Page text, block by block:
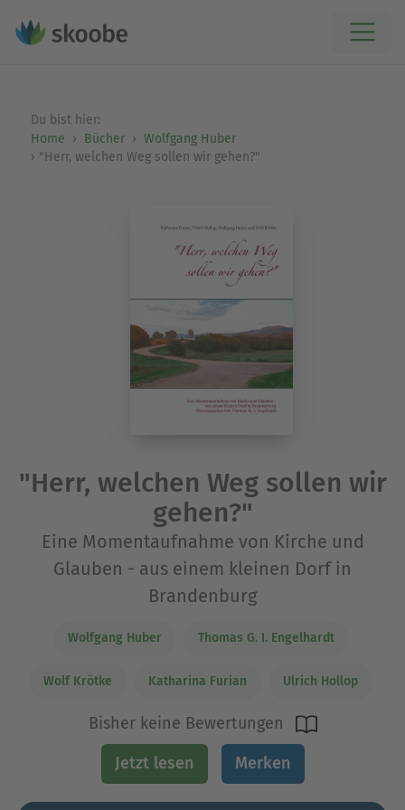
Du bist hier:
Home
Bücher
Wolfgang Huber
"Herr, welchen Weg sollen wir gehen?"
"Herr, welchen Weg sollen wir
gehen?"
Eine Momentaufnahme von Kirche und
Glauben - aus einem kleinen Dorf in
Brandenburg
Wolfgang Huber Thomas G. I. Engelhardt
Wolf Krötke Katharina Furian Ulrich Hollop
Bisher keine Bewertungen
Jetzt lesen Merken